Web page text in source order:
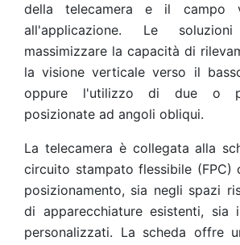
della telecamera e il campo
all'applicazione. Le
massimizzare la capacità di
la visione verticale verso il
oppure l'utilizzo di due o
posizionate ad angoli obliqui.
La telecamera è collegata alla
circuito stampato flessibile (FPC)
posizionamento, sia negli spazi
di apparecchiature esistenti, sia
personalizzati. La scheda offre